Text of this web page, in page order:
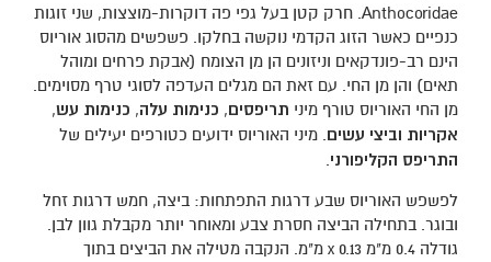
Anthocoridae. חרק קטן בעל גפי פה דוקרות-מוצצות, שני זוגות
כנפיים כאשר הזוג הקדמי נוקשה בחלקו. פשפשים מהסוג אוריוס
הינם רב-פונדקאים וניזונים הן מן הצומח (אבקת פרחים ומוהל
תאים) והן מן החי. עם זאת הם מגלים העדפה לסוגי טרף מסוימים.
מן החי האוריוס טורף מיני תריפסים, כנימות עלה, כנימות עש,
אקריות וביצי עשים . מיני האוריוס ידועים כטורפים יעילים של
התריפס הקליפורני
לפשפש האוריוס שבע דרגות התפתחות: ביצה, חמש דרגות זחל
ובוגר. בתחילה הביצה חסרת צבע ומאוחר יותר מקבלת גוון לבן.
גודלה 0.4 מ"מ x 0.13 מ"מ. הנקבה מטילה את הביצים בתוך